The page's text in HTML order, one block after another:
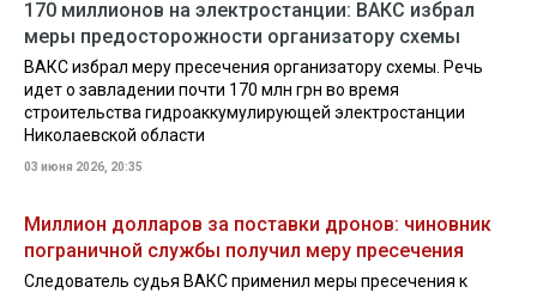
170 миллионов на электростанции: ВАКС избрал
меры предосторожности организатору схемы
ВАКС избрал меру пресечения организатору схемы. Речь
идет о завладении почти 170 млн грн во время
строительства гидроаккумулирующей электростанции
Николаевской области
03 июня 2026, 20:35
Миллион долларов за поставки дронов: чиновник
пограничной службы получил меру пресечения
Следователь судья ВАКС применил меры пресечения к